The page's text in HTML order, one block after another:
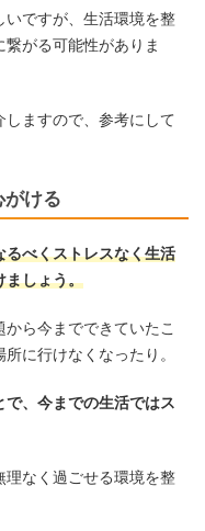
ですが、生活環境を整
がる可能性がありま
ますので、参考にして
がける
べくストレスなく生活
ましょう。
ら今までできていたこ
に行けなくなったり。
、今までの生活ではス
なく過ごせる環境を整